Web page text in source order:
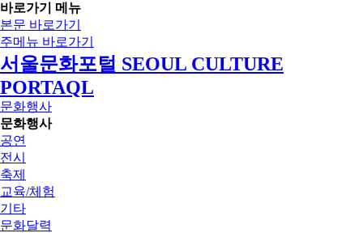
바로가기 메뉴
본문 바로가기
주메뉴 바로가기
서울문화포털 SEOUL CULTURE
PORTAQL
문화행사
문화행사
공연
전시
축제
교육/체험
기타
문화달력